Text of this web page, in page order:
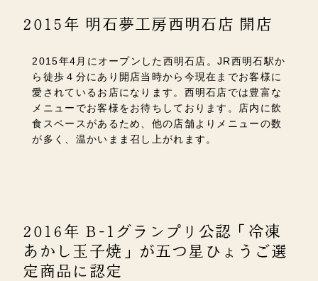
2015年 明石夢工房西明石店 開店
2015年4月にオープンした西明石店。JR西明石駅か
ら徒歩４分にあり開店当時から今現在までお客様に
愛されているお店になります。西明石店では豊富な
メニューでお客様をお待ちしております。店内に飲
食スペースがあるため、他の店舗よりメニューの数
が多く、温かいまま召し上がれます。
2016年 B-1グランプリ公認「冷凍
あかし玉子焼」が五つ星ひょうご選
定商品に認定